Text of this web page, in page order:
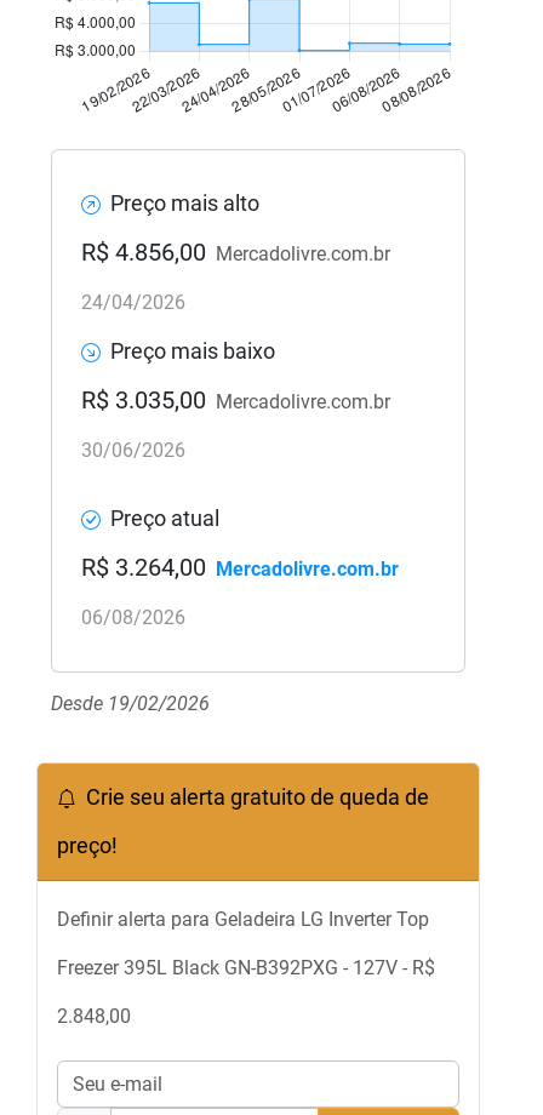
Preço mais alto
R$ 4.856,00 Mercadolivre.com.br
24/04/2026
Preço mais baixo
R$ 3.035,00 Mercadolivre.com.br
30/06/2026
Preço atual
R$ 3.264,00 Mercadolivre.com.br
06/08/2026
Desde 19/02/2026
Crie seu alerta gratuito de queda de
preço!
Definir alerta para Geladeira LG Inverter Top
Freezer 395L Black GN-B392PXG - 127V - R$
2.848,00